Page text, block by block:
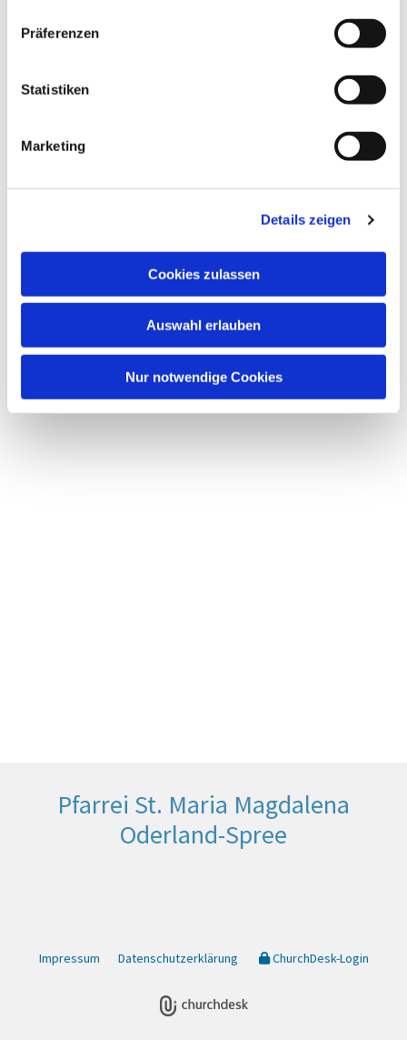
Präferenzen
Statistiken
Marketing
Details zeigen
Cookies zulassen
Auswahl erlauben
Nur notwendige Cookies
Dies könnte Sie auch
interessieren
Pfarrei St. Maria Magdalena
Oderland-Spree
Impressum Datenschutzerklärung ChurchDesk-Login